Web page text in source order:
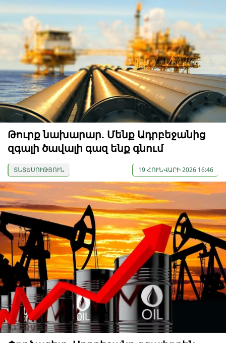
Թուրք նախարար. Մենք Ադրբեջանից
զգալի ծավալի գազ ենք գնում
ՏՆՏԵՍՈՒԹՅՈՒՆ 19 ՀՈՒՆՎԱՐԻ 2026 16:46